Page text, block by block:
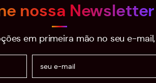
nossa Newsletter
em primeira mão no seu e-